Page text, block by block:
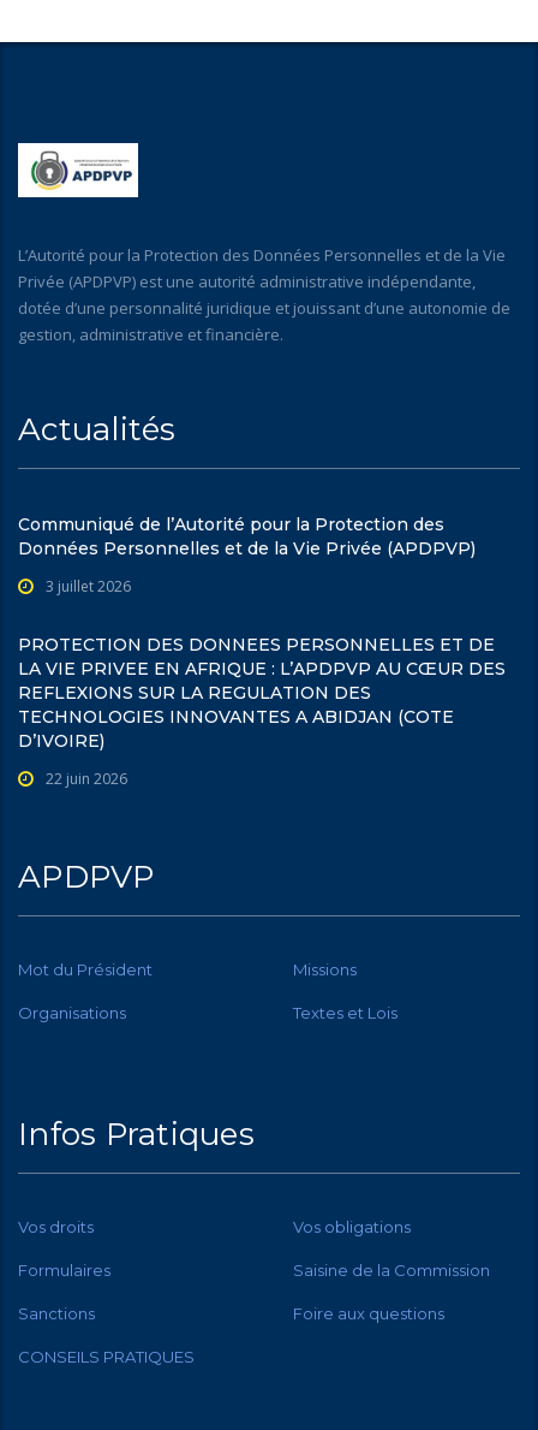
L’Autorité pour la Protection des Données Personnelles et de la Vie
Privée (APDPVP) est une autorité administrative indépendante,
dotée d’une personnalité juridique et jouissant d’une autonomie de
gestion, administrative et financière.
Actualités
Communiqué de l’Autorité pour la Protection des
Données Personnelles et de la Vie Privée (APDPVP)
3 juillet 2026
PROTECTION DES DONNEES PERSONNELLES ET DE
LA VIE PRIVEE EN AFRIQUE : L’APDPVP AU CŒUR DES
REFLEXIONS SUR LA REGULATION DES
TECHNOLOGIES INNOVANTES A ABIDJAN (COTE
D’IVOIRE)
22 juin 2026
APDPVP
Mot du Président Missions
Organisations Textes et Lois
Infos Pratiques
Vos droits Vos obligations
Formulaires Saisine de la Commission
Sanctions Foire aux questions
CONSEILS PRATIQUES